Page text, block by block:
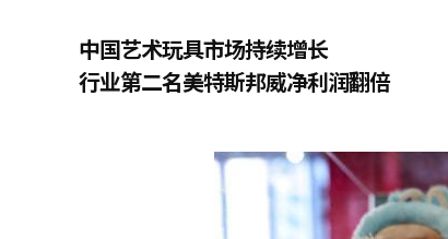
中国艺术玩具市场持续增长
行业第二名美特斯邦威净利润翻倍